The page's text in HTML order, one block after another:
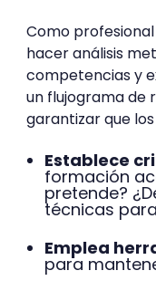
Como
hacer análisis
competencias y
un flujograma de
garantizar que
Establece
formación
pretende?
técnicas
Emplea
para